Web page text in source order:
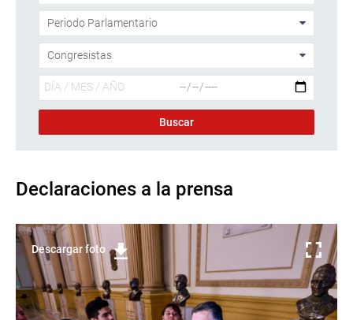
Declaraciones a la prensa
Descargar foto